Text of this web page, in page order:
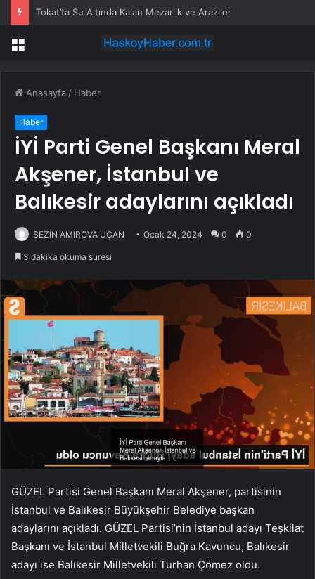
Tokat’ta Su Altında Kalan Mezarlık ve Araziler
Menü
Anasayfa / Haber
Haber
İYİ Parti Genel Başkanı Meral
Akşener, İstanbul ve
Balıkesir adaylarını açıkladı
SEZİN AMİROVA UÇAN Ocak 24, 2024 0 0
3 dakika okuma süresi
GÜZEL Partisi Genel Başkanı Meral Akşener, partisinin
İstanbul ve Balıkesir Büyükşehir Belediye başkan
adaylarını açıkladı. GÜZEL Partisi’nin İstanbul adayı Teşkilat
Başkanı ve İstanbul Milletvekili Buğra Kavuncu, Balıkesir
adayı ise Balıkesir Milletvekili Turhan Çömez oldu.